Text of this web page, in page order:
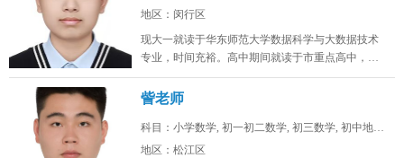
地区：闵行区
现大一就读于华东师范大学数据科学与大数据技术
专业，时间充裕。高中期间就读于市重点高中，总
分常年保持在年极段A+水平，数学...
訾老师
科目：小学数学, 初一初二数学, 初三数学, 初中地理...
地区：松江区